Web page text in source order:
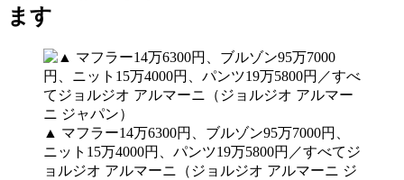
ます
▲ マフラー14万6300円、ブルゾン95万7000円、
ニット15万4000円、パンツ19万5800円／すべてジ
ョルジオ アルマーニ（ジョルジオ アルマーニ ジ